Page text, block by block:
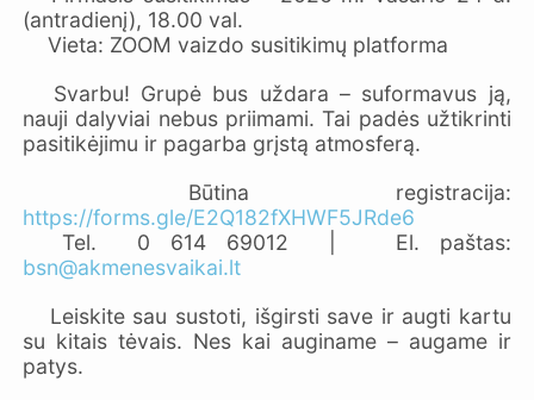
(antradienį), 18.00 val.
Vieta: ZOOM vaizdo susitikimų platforma
Svarbu! Grupė bus uždara – suformavus ją,
nauji dalyviai nebus priimami. Tai padės užtikrinti
pasitikėjimu ir pagarba grįstą atmosferą.
Būtina registracija:
https://forms.gle/E2Q182fXHWF5JRde6
Tel. 0 614 69012 |
El. paštas:
bsn@akmenesvaikai.lt
Leiskite sau sustoti, išgirsti save ir augti kartu
su kitais tėvais. Nes kai auginame – augame ir
patys.